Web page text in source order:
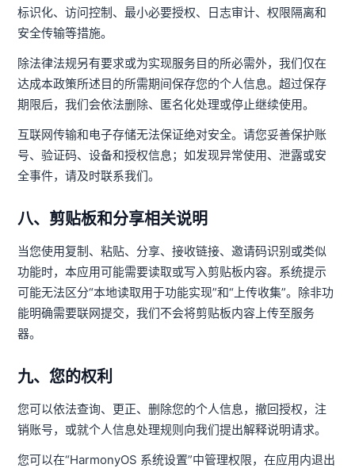
标识化、访问控制、最小必要授权、日志审计、权限隔离和
安全传输等措施。
除法律法规另有要求或为实现服务目的所必需外，我们仅在
达成本政策所述目的所需期间保存您的个人信息。超过保存
期限后，我们会依法删除、匿名化处理或停止继续使用。
互联网传输和电子存储无法保证绝对安全。请您妥善保护账
号、验证码、设备和授权信息；如发现异常使用、泄露或安
全事件，请及时联系我们。
八、剪贴板和分享相关说明
当您使用复制、粘贴、分享、接收链接、邀请码识别或类似
功能时，本应用可能需要读取或写入剪贴板内容。系统提示
可能无法区分“本地读取用于功能实现”和“上传收集”。除非功
能明确需要联网提交，我们不会将剪贴板内容上传至服务
器。
九、您的权利
您可以依法查询、更正、删除您的个人信息，撤回授权，注
销账号，或就个人信息处理规则向我们提出解释说明请求。
您可以在“HarmonyOS 系统设置”中管理权限，在应用内退出